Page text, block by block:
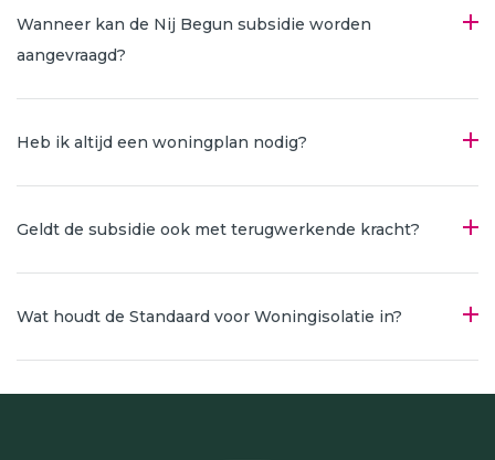
Wanneer kan de Nij Begun subsidie worden
aangevraagd?
Heb ik altijd een woningplan nodig?
Geldt de subsidie ook met terugwerkende kracht?
Wat houdt de Standaard voor Woningisolatie in?